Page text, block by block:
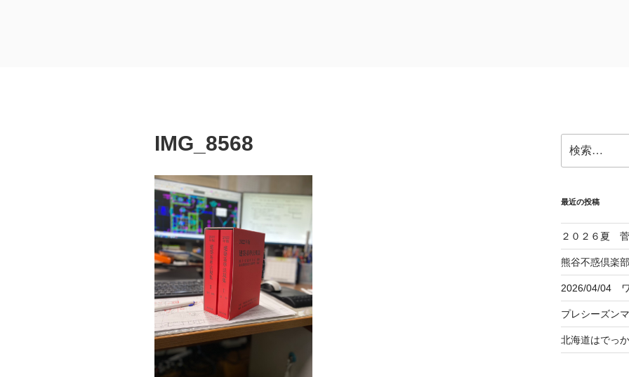
IMG_8568
索:
最近の投稿
２０２６夏
熊谷不惑倶楽
2026/04/04 ワ
プレシーズン
北海道はでっ